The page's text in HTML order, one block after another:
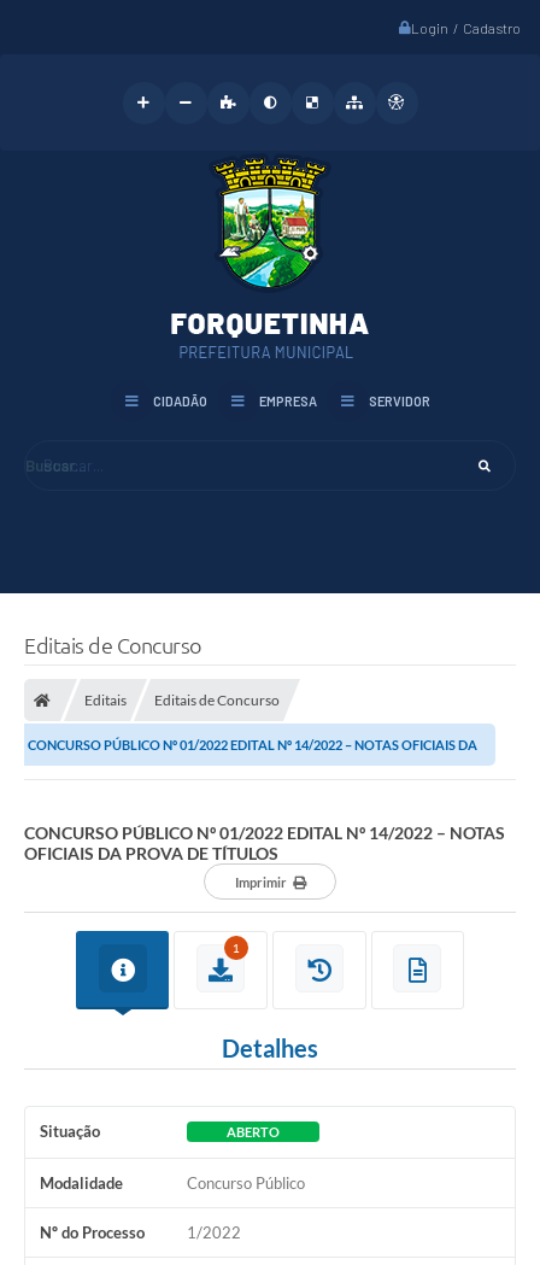
Login / Cadastro
Buscar...
CIDADÃO EMPRESA SERVIDOR
Editais de Concurso
Editais Editais de Concurso
CONCURSO PÚBLICO Nº 01/2022 EDITAL Nº 14/2022 – NOTAS OFICIAIS DA
CONCURSO PÚBLICO Nº 01/2022 EDITAL Nº 14/2022 – NOTAS
OFICIAIS DA PROVA DE TÍTULOS
Imprimir
1
Detalhes
Situação ABERTO
Modalidade Concurso Público
Nº do Processo 1/2022